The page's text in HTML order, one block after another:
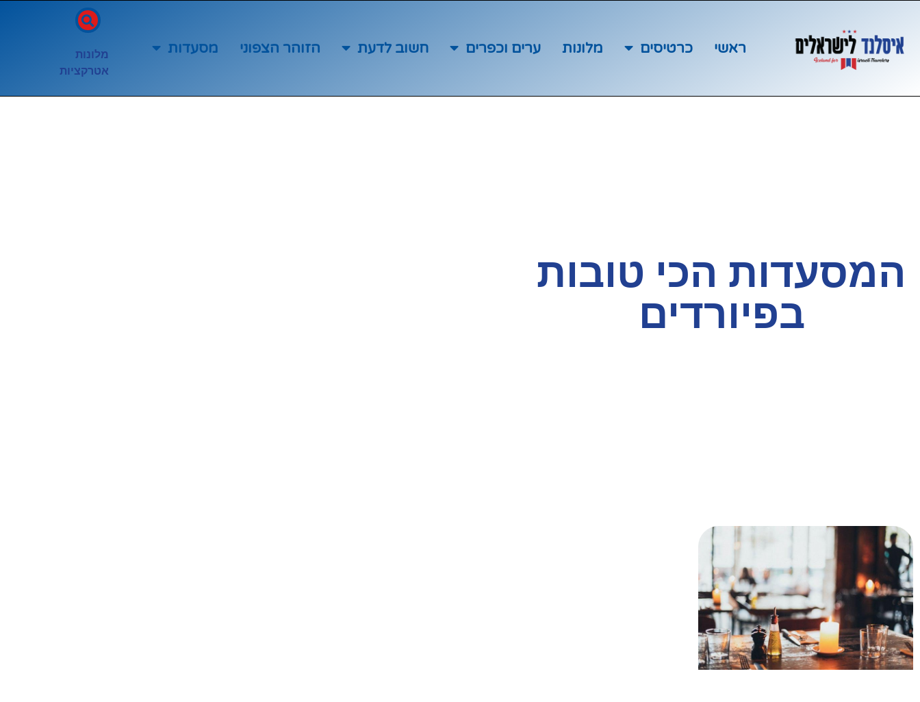
ראשי כרטיסים מלונות ערים וכפרים חשוב לדעת הזוהר הצפוני מסעדות
מלונות
אטרקציות
המסעדות הכי טובות
בפיורדים